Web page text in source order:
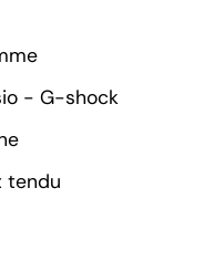
- G-shock
tendu